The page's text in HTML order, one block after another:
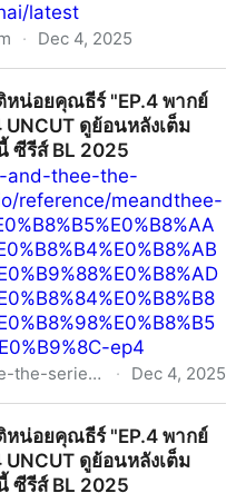
latest
· Dec 4, 2025
น่อยคุณธีร์ "EP.4 พากย์
ดูย้อนหลังเต็ม
ซีรีส์ BL 2025
and-thee-the-
reference/meandthee-
ep4
ep4-me-and-thee-the-series.readme.io · Dec 4, 2025
องทุกตอน! คืนนี้ ซีรีส์ BL
น่อยคุณธีร์ "EP.4 พากย์
ดูย้อนหลังเต็ม
ซีรีส์ BL 2025